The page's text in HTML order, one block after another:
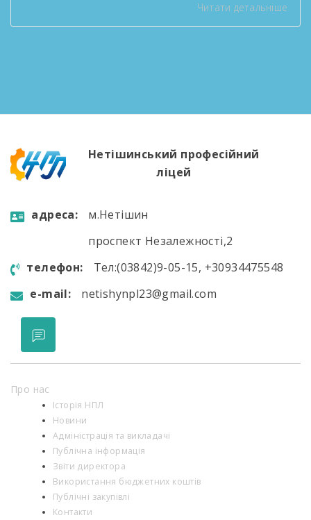
Бабій. На порядку денному було розглянуто
такі питання: Про хід виконання рішень
новий навчальний […]
Читати детальніше
Нетішинський професійний
ліцей
aдресa:
м.Нетішин
проспект Незалежності,2
телефон:
Тел:(03842)9-05-15, +30934475548
e-mail:
netishynpl23@gmail.com
Про нас
Історія НПЛ
Новини
Адміністрація та викладачі
Публічна інформація
Звіти директора
Використання бюджетних коштів
Публічні закупівлі
Контакти